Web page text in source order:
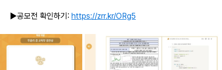
▶공모전 확인하기: https://zrr.kr/ORg5